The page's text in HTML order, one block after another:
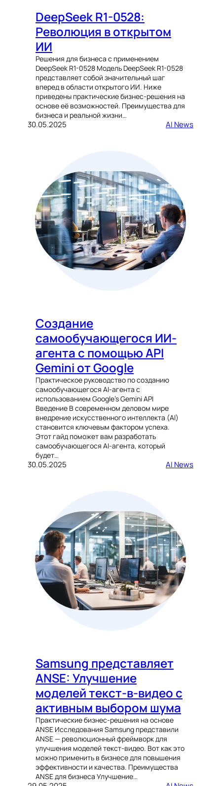
DeepSeek R1-0528:
Революция в открытом
ИИ
Решения для бизнеса с применением
DeepSeek R1-0528 Модель DeepSeek R1-0528
представляет собой значительный шаг
вперед в области открытого ИИ. Ниже
приведены практические бизнес-решения на
основе её возможностей. Преимущества для
бизнеса и реальной жизни…
30.05.2025 AI News
Создание
самообучающегося ИИ-
агента с помощью API
Gemini от Google
Практическое руководство по созданию
самообучающегося AI-агента с
использованием Google’s Gemini API
Введение В современном деловом мире
внедрение искусственного интеллекта (AI)
становится ключевым фактором успеха.
Этот гайд поможет вам разработать
самообучающегося AI-агента, который
будет…
30.05.2025 AI News
Samsung представляет
ANSE: Улучшение
моделей текст-в-видео с
активным выбором шума
Практические бизнес-решения на основе
ANSE Исследования Samsung представили
ANSE — революционный фреймворк для
улучшения моделей текст-видео. Вот как это
можно применить в бизнесе для повышения
эффективности и качества. Преимущества
ANSE для бизнеса Улучшение…